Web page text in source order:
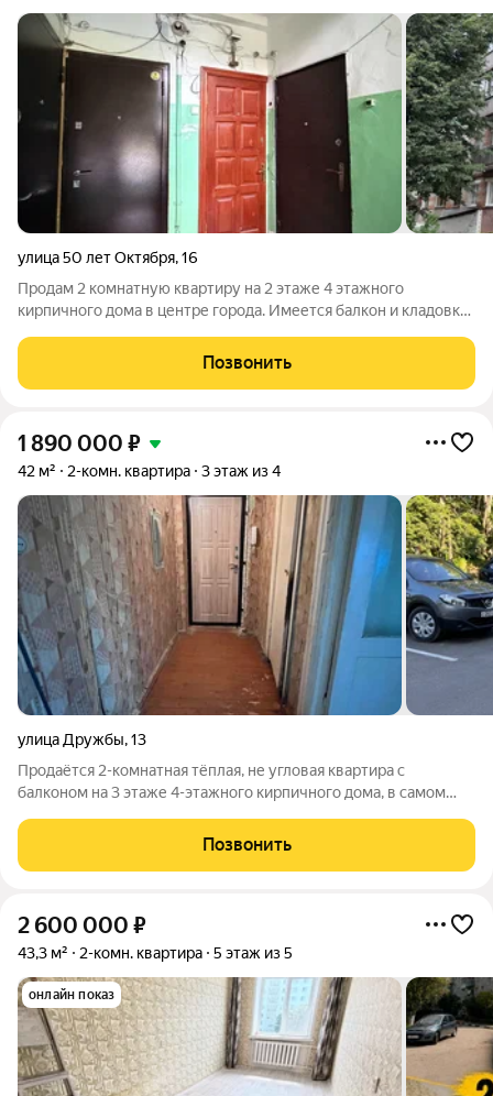
улица 50 лет Октября,16
Продам 2 комнатную квартиру на 2 этаже 4 этажного
кирпичного дома в центре города. Имеется балкон и кладовка.
Дет сад, школа, торговые центры, остановки автобуса.
Позвонить
1 890 000 ₽
42 м² 2-комн. квартира 3 этаж из 4
улица Дружбы,13
Продаётся 2-комнатная тёплая, не угловая квартира с
балконом на 3 этаже 4-этажного кирпичного дома, в самом
удобной планировкой. Комнаты смежные, при желании легко
зонируются. Есть кладовка и
Позвонить
2 600 000 ₽
43,3 м² 2-комн. квартира 5 этаж из 5
онлайн показ